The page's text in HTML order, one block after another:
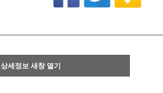
상세정보 새창 열기